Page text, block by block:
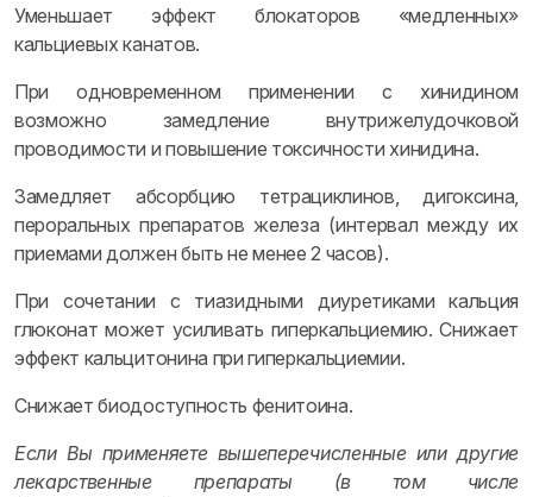
Уменьшает эффект блокаторов «медленных»
кальциевых канатов.
При одновременном применении с хинидином
возможно замедление внутрижелудочковой
проводимости и повышение токсичности хинидина.
Замедляет абсорбцию тетрациклинов, дигоксина,
пероральных препаратов железа (интервал между их
приемами должен быть не менее 2 часов).
При сочетании с тиазидными диуретиками кальция
глюконат может усиливать гиперкальциемию. Снижает
эффект кальцитонина при гиперкальциемии.
Снижает биодоступность фенитоина.
Если Вы применяете вышеперечисленные или другие
лекарственные препараты (в том числе